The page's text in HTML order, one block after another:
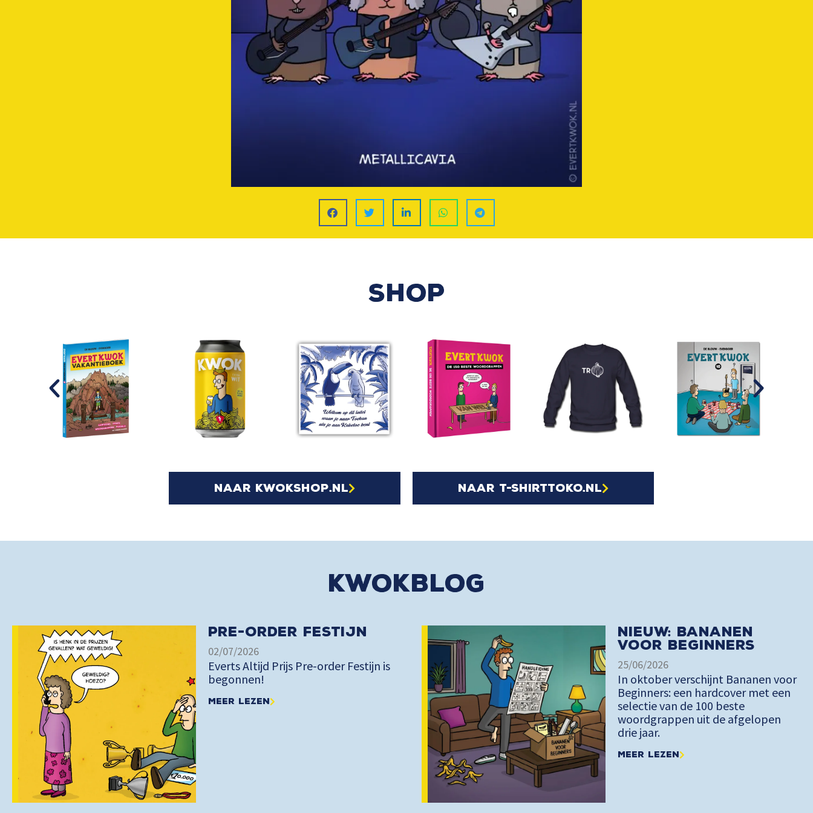
SHOP
naar kwokshop.nl naar t-shirttoko.nl
kwokblog
Pre-order Festijn
02/07/2026
Everts Altijd Prijs Pre-order Festijn is
begonnen!
Meer lezen
Nieuw: Bananen
voor Beginners
25/06/2026
In oktober verschijnt Bananen voor
Beginners: een hardcover met een
selectie van de 100 beste
woordgrappen uit de afgelopen
drie jaar.
Meer lezen